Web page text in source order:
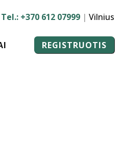
Tel.: +370 612 07999 | Vilnius
REGISTRUOTIS